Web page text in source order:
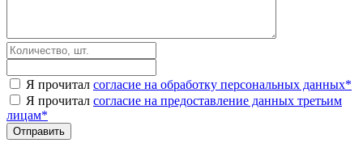
Я прочитал согласие на обработку персональных данных*
Я прочитал согласие на предоставление данных третьим
лицам*